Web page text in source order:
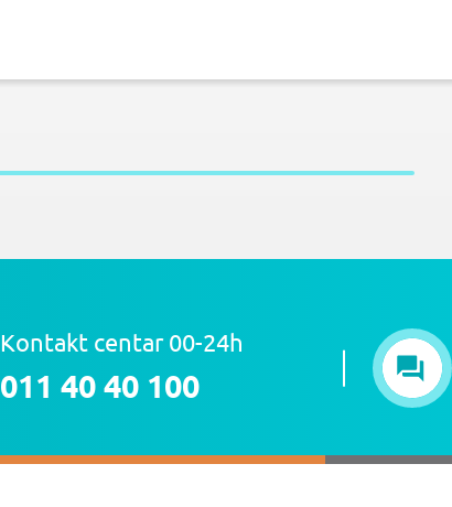
Kontakt centar 00-24h
011 40 40 100